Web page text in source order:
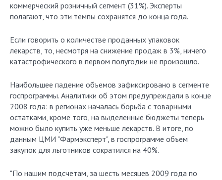
коммерческий розничный сегмент (31%). Эксперты
полагают, что эти темпы сохранятся до конца года.
Если говорить о количестве проданных упаковок
лекарств, то, несмотря на снижение продаж в 3%, ничего
катастрофического в первом полугодии не произошло.
Наибольшее падение объемов зафиксировано в сегменте
госпрограммы. Аналитики об этом предупреждали в конце
2008 года: в регионах началась борьба с товарными
остатками, кроме того, на выделенные бюджеты теперь
можно было купить уже меньше лекарств. В итоге, по
данным ЦМИ "Фармэксперт", в госпрограмме объем
закупок для льготников сократился на 40%.
"По нашим подсчетам, за шесть месяцев 2009 года по